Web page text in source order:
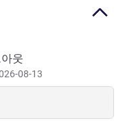
and award
웃
08-13